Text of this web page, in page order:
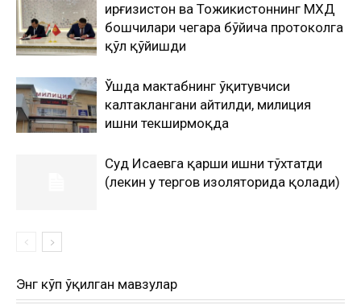
Қирғизистон ва Тожикистоннинг МХДҚ
бошчилари чегара бўйича протоколга
қўл қўйишди
Ўшда мактабнинг ўқитувчиси
калтаклангани айтилди, милиция
ишни текширмоқда
Суд Исаевга қарши ишни тўхтатди
(лекин у тергов изоляторида қолади)
Энг кўп ўқилган мавзулар